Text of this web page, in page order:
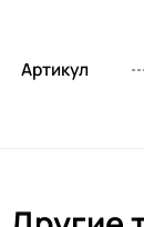
Артикул